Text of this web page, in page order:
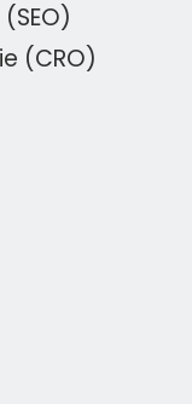
(CRO)